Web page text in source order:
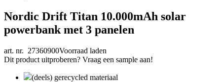
Nordic Drift Titan 10.000mAh solar
powerbank met 3 panelen
art. nr. 27360900Voorraad laden
Dit product uitproberen? Vraag een sample aan!
(deels) gerecycled materiaal